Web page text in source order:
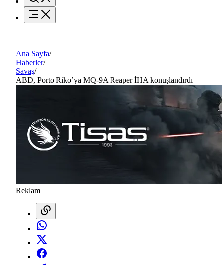
Ana Sayfa/
Haberler/
Savaş/
ABD, Porto Riko’ya MQ-9A Reaper İHA konuşlandırdı
Reklam